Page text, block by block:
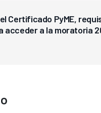
Certificado PyME,
acceder a la moratoria